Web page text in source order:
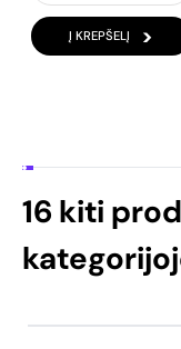
Į KREPŠELĮ
16 kiti